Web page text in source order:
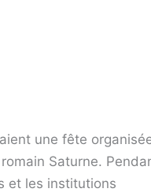
une fête
Saturne.
et les institutions